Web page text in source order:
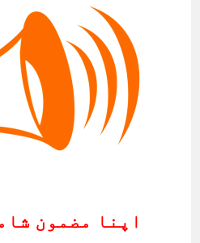
اپنا مضمون